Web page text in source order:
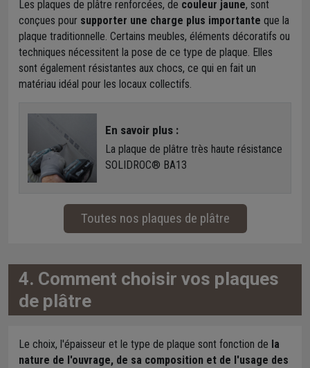
Les plaques de plâtre renforcées, de couleur jaune, sont
conçues pour supporter une charge plus importante que la
plaque traditionnelle. Certains meubles, éléments décoratifs ou
techniques nécessitent la pose de ce type de plaque. Elles
sont également résistantes aux chocs, ce qui en fait un
matériau idéal pour les locaux collectifs.
En savoir plus :
La plaque de plâtre très haute résistance
SOLIDROC® BA13
Toutes nos plaques de plâtre
4. Comment choisir vos plaques
de plâtre
Le choix, l'épaisseur et le type de plaque sont fonction de la
nature de l'ouvrage, de sa composition et de l'usage des